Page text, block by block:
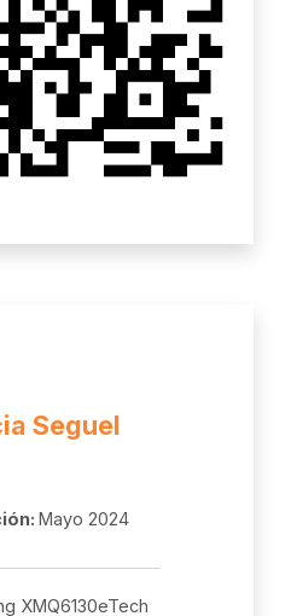
Seguel
Mayo 2024
XMQ6130eTech